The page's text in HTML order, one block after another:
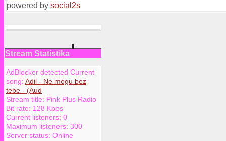
powered by social2s
Stream Statistika
AdBlocker detected Current
song: Adil - Ne mogu bez
tebe - (Aud
Stream title: Pink Plus Radio
Bit rate: 128 Kbps
Current listeners: 0
Maximum listeners: 300
Server status: Online